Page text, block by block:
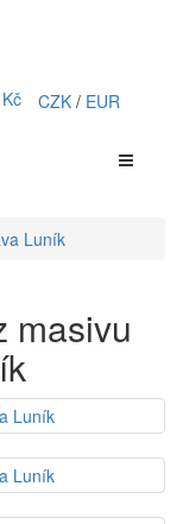
CZK / EUR
Luník
masivu